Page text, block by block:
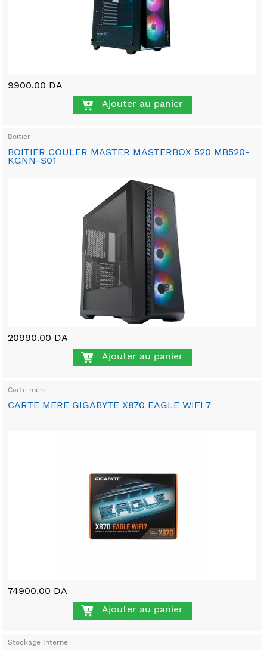
9900.00 DA
Ajouter au panier
Boitier
BOITIER COULER MASTER MASTERBOX 520 MB520-
KGNN-S01
20990.00 DA
Ajouter au panier
Carte mère
CARTE MERE GIGABYTE X870 EAGLE WIFI 7
74900.00 DA
Ajouter au panier
Stockage Interne